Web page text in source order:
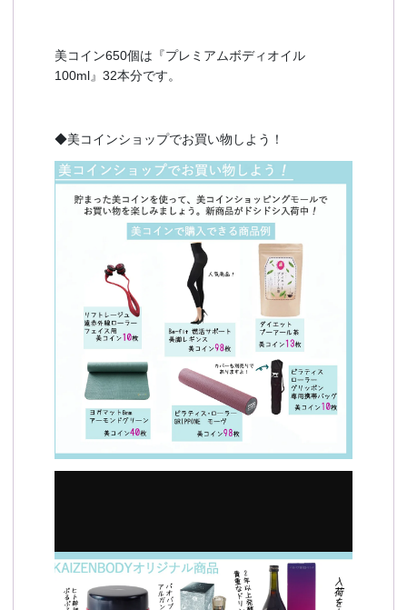
美コイン650個は『プレミアムボディオイル
100ml』32本分です。
◆美コインショップでお買い物しよう！